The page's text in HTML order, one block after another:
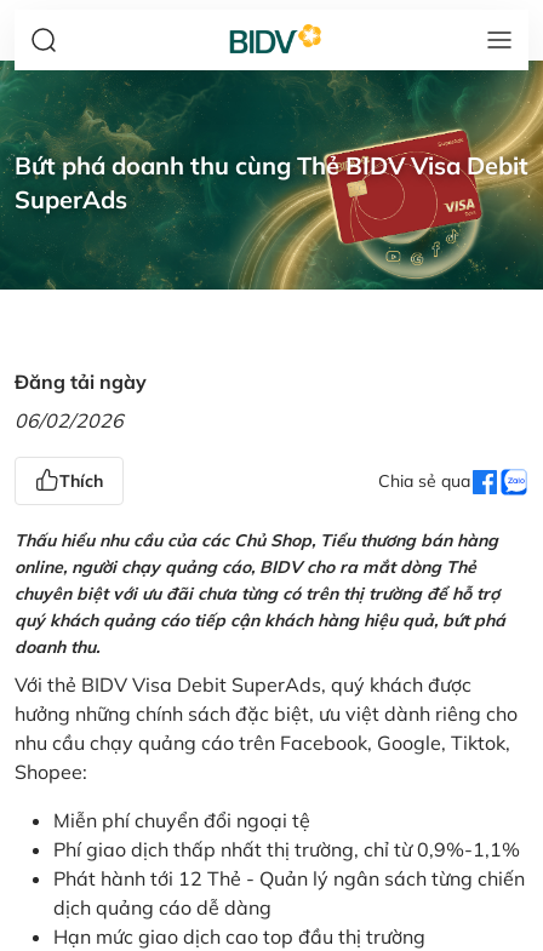
Bứt phá doanh thu cùng Thẻ BIDV Visa Debit
SuperAds
Đăng tải ngày
06/02/2026
Thích Chia sẻ qua
Thấu hiểu nhu cầu của các Chủ Shop, Tiểu thương bán hàng
online, người chạy quảng cáo, BIDV cho ra mắt dòng Thẻ
chuyên biệt với ưu đãi chưa từng có trên thị trường để hỗ trợ
quý khách quảng cáo tiếp cận khách hàng hiệu quả, bứt phá
doanh thu.
Với thẻ BIDV Visa Debit SuperAds, quý khách được
hưởng những chính sách đặc biệt, ưu việt dành riêng cho
nhu cầu chạy quảng cáo trên Facebook, Google, Tiktok,
Shopee:
Miễn phí chuyển đổi ngoại tệ
Phí giao dịch thấp nhất thị trường, chỉ từ 0,9%-1,1%
Phát hành tới 12 Thẻ - Quản lý ngân sách từng chiến
dịch quảng cáo dễ dàng
Hạn mức giao dịch cao top đầu thị trường